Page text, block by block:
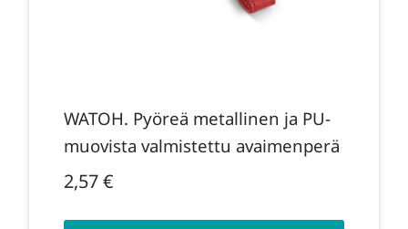
WATOH. Pyöreä metallinen ja PU-
muovista valmistettu avaimenperä
2,57€